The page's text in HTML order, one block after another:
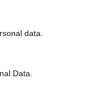
data.
Data.
όπου μίλησε όχι